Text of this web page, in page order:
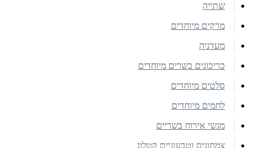
שתייה
מרקים מיוחדים
מעדניה
כריכונים בשרים מיוחדים
סלטים מיוחדים
לחמים מיוחדים
מגשי אירוח בשריים
צמחונים וטבעוניים קטלוג